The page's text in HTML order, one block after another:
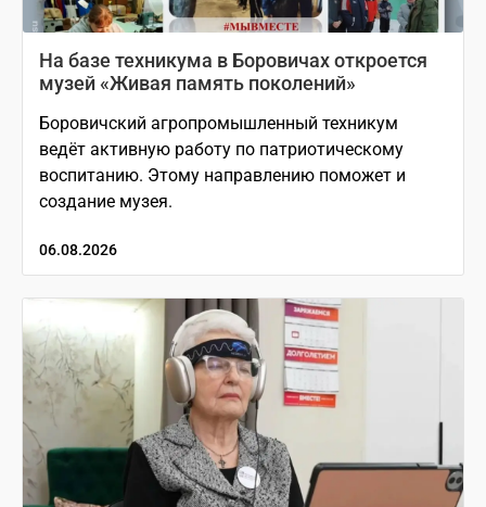
На базе техникума в Боровичах откроется
музей «Живая память поколений»
Боровичский агропромышленный техникум
ведёт активную работу по патриотическому
воспитанию. Этому направлению поможет и
создание музея.
06.08.2026